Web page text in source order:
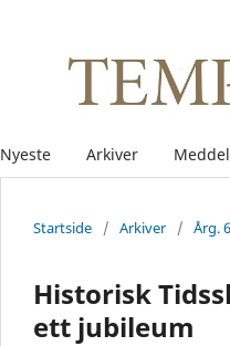
Nyeste Arkiver
Startside / Arkiver / Årg.
Historisk
ett jubileum